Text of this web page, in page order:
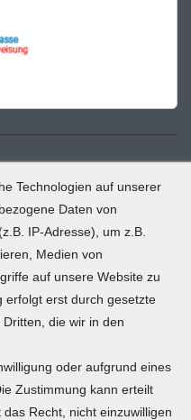
Technologien auf unserer
Daten von
IP-Adresse), um z.B.
Medien von
auf unsere Website zu
erfolgt erst durch gesetzte
die wir in den
oder aufgrund eines
Zustimmung kann erteilt
Recht, nicht einzuwilligen